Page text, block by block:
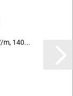
m, 140...